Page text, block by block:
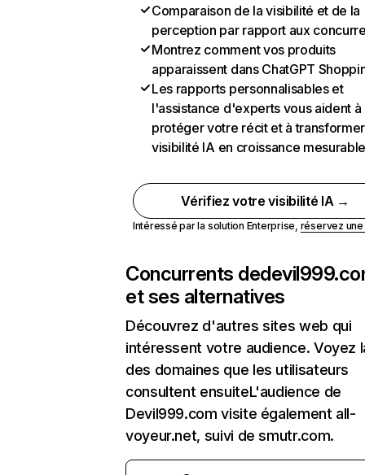
Comparaison de la visibilité et de la
perception par rapport aux
Montrez comment vos produits
apparaissent dans ChatGPT
Les rapports personnalisables et
l'assistance d'experts vous aident à
protéger votre récit et à
visibilité IA en croissance
Vérifiez votre visibilité IA →
Intéressé par la solution Enterprise, réservez
Concurrents de
et ses alternatives
Découvrez d'autres sites web qui
intéressent votre audience. Voyez
des domaines que les utilisateurs
consultent ensuiteL'audience de
Devil999.com visite également all-
voyeur.net, suivi de smutr.com.